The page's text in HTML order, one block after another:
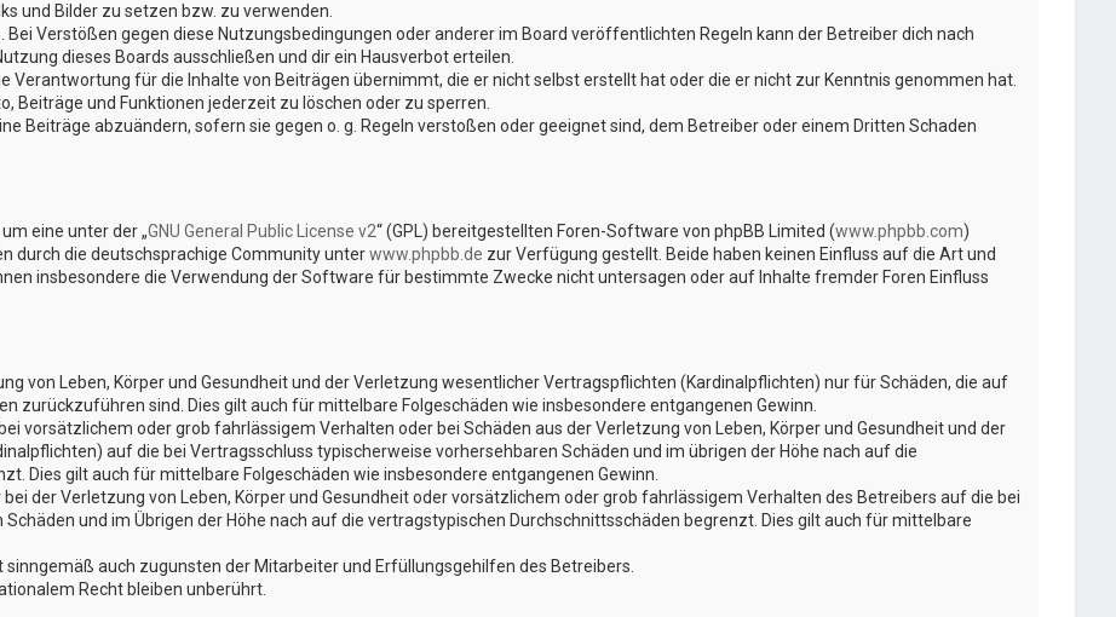
und Bilder zu setzen bzw. zu verwenden.
Bei Verstößen gegen diese Nutzungsbedingungen oder anderer im Board veröffentlichten Regeln kann der Betreiber dich nach
dieses Boards ausschließen und dir ein Hausverbot erteilen.
Verantwortung für die Inhalte von Beiträgen übernimmt, die er nicht selbst erstellt hat oder die er nicht zur Kenntnis genommen hat.
Beiträge und Funktionen jederzeit zu löschen oder zu sperren.
Beiträge abzuändern, sofern sie gegen o. g. Regeln verstoßen oder geeignet sind, dem Betreiber oder einem Dritten Schaden
eine unter der „GNU General Public License v2“ (GPL) bereitgestellten Foren-Software von phpBB Limited (www.phpbb.com)
durch die deutschsprachige Community unterwww.phpbb.de zur Verfügung gestellt. Beide haben keinen Einfluss auf die Art und
insbesondere die Verwendung der Software für bestimmte Zwecke nicht untersagen oder auf Inhalte fremder Foren Einfluss
von Leben, Körper und Gesundheit und der Verletzung wesentlicher Vertragspflichten (Kardinalpflichten) nur für Schäden, die auf
zurückzuführen sind. Dies gilt auch für mittelbare Folgeschäden wie insbesondere entgangenen Gewinn.
vorsätzlichem oder grob fahrlässigem Verhalten oder bei Schäden aus der Verletzung von Leben, Körper und Gesundheit und der
auf die bei Vertragsschluss typischerweise vorhersehbaren Schäden und im übrigen der Höhe nach auf die
Dies gilt auch für mittelbare Folgeschäden wie insbesondere entgangenen Gewinn.
der Verletzung von Leben, Körper und Gesundheit oder vorsätzlichem oder grob fahrlässigem Verhalten des Betreibers auf die bei
und im Übrigen der Höhe nach auf die vertragstypischen Durchschnittsschäden begrenzt. Dies gilt auch für mittelbare
auch zugunsten der Mitarbeiter und Erfüllungsgehilfen des Betreibers.
Recht bleiben unberührt.